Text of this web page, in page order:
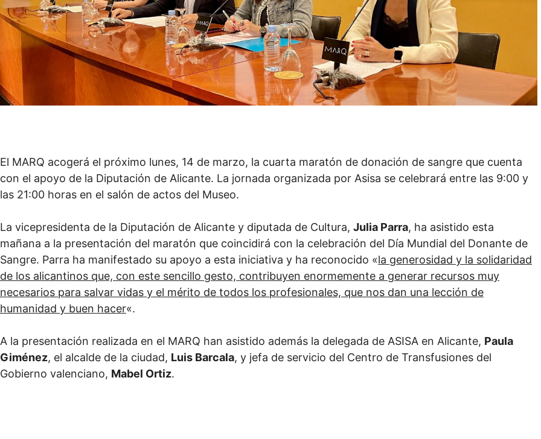
El MARQ acogerá el próximo lunes, 14 de marzo, la cuarta maratón de donación de sangre que cuenta
con el apoyo de la Diputación de Alicante. La jornada organizada por Asisa se celebrará entre las 9:00 y
las 21:00 horas en el salón de actos del Museo.
La vicepresidenta de la Diputación de Alicante y diputada de Cultura, Julia Parra, ha asistido esta
mañana a la presentación del maratón que coincidirá con la celebración del Día Mundial del Donante de
Sangre. Parra ha manifestado su apoyo a esta iniciativa y ha reconocido «la generosidad y la solidaridad
de los alicantinos que, con este sencillo gesto, contribuyen enormemente a generar recursos muy
necesarios para salvar vidas y el mérito de todos los profesionales, que nos dan una lección de
humanidad y buen hacer«.
A la presentación realizada en el MARQ han asistido además la delegada de ASISA en Alicante, Paula
Giménez, el alcalde de la ciudad, Luis Barcala, y jefa de servicio del Centro de Transfusiones del
Gobierno valenciano, Mabel Ortiz.